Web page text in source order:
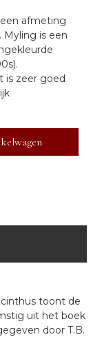
afmeting
Myling is een
is zeer goed
toont de
uit het boek
door T.B.